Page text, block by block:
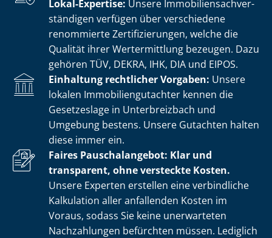
Lokal-Expertise: Unsere Im­mo­bi­li­en­sach­ver­
stän­di­gen verfügen über verschiedene
renommierte Zer­ti­fi­zie­run­gen, welche die
Qualität ihrer Wertermittlung bezeugen. Dazu
gehören TÜV, DEKRA, IHK, DIA und EIPOS.
Einhaltung rechtlicher Vorgaben: Unsere
lokalen Im­mo­bi­li­en­gut­ach­ter kennen die
Gesetzeslage in Unterbreizbach und
Umgebung bestens. Unsere Gutachten halten
diese immer ein.
Faires Pauschalangebot: Klar und
transparent, ohne versteckte Kosten.
Unsere Experten erstellen eine verbindliche
Kalkulation aller anfallenden Kosten im
Voraus, sodass Sie keine unerwarteten
Nachzahlungen befürchten müssen. Lediglich